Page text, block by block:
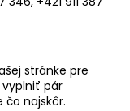
stránke pre
pár
najskôr.